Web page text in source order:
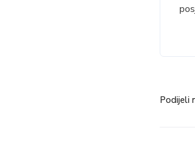
Podijeli